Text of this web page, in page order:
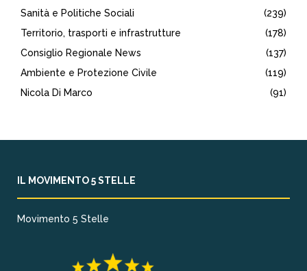
Sanità e Politiche Sociali
(239)
Territorio, trasporti e infrastrutture
(178)
Consiglio Regionale News
(137)
Ambiente e Protezione Civile
(119)
Nicola Di Marco
(91)
IL MOVIMENTO 5 STELLE
Movimento 5 Stelle